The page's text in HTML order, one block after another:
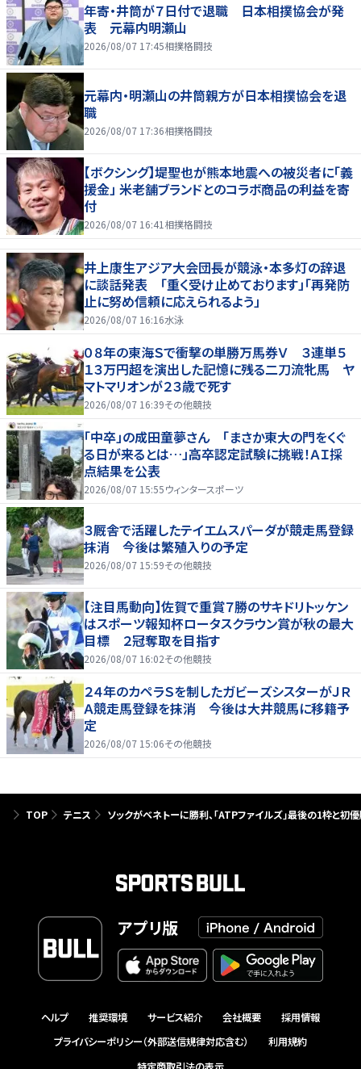
年寄・井筒が７日付で退職 日本相撲協会が発
表 元幕内明瀬山
2026/08/07 17:45相撲格闘技
元幕内・明瀬山の井筒親方が日本相撲協会を退
職
2026/08/07 17:36相撲格闘技
【ボクシング】堤聖也が熊本地震への被災者に「義
援金」 米老舗ブランドとのコラボ商品の利益を寄
付
2026/08/07 16:41 相撲格闘技
井上康生アジア大会団長が競泳・本多灯の辞退
に談話発表 「重く受け止めております」「再発防
止に努め信頼に応えられるよう」
2026/08/07 16:16水泳
０８年の東海Ｓで衝撃の単勝万馬券Ｖ ３連単５
１３万円超を演出した記憶に残る二刀流牝馬 ヤ
マトマリオンが２３歳で死す
2026/08/07 16:39その他競技
「中卒」の成田童夢さん 「まさか東大の門をくぐ
る日が来るとは…」高卒認定試験に挑戦！ＡＩ採
点結果を公表
2026/08/07 15:55ウィンタースポーツ
３厩舎で活躍したテイエムスパーダが競走馬登録
抹消 今後は繁殖入りの予定
2026/08/07 15:59その他競技
【注目馬動向】佐賀で重賞７勝のサキドリトッケン
はスポーツ報知杯ロータスクラウン賞が秋の最大
目標 ２冠奪取を目指す
2026/08/07 16:02その他競技
２４年のカペラＳを制したガビーズシスターがＪＲ
Ａ競走馬登録を抹消 今後は大井競馬に移籍予
定
2026/08/07 15:06その他競技
TOP テニス ソックがベネトーに勝利、「ATPファイルズ」最後の1枠と初
アプリ版
ヘルプ 推奨環境 サービス紹介 会社概要
採用情報
プライバシーポリシー（外部送信規律対応含む）
利用規約